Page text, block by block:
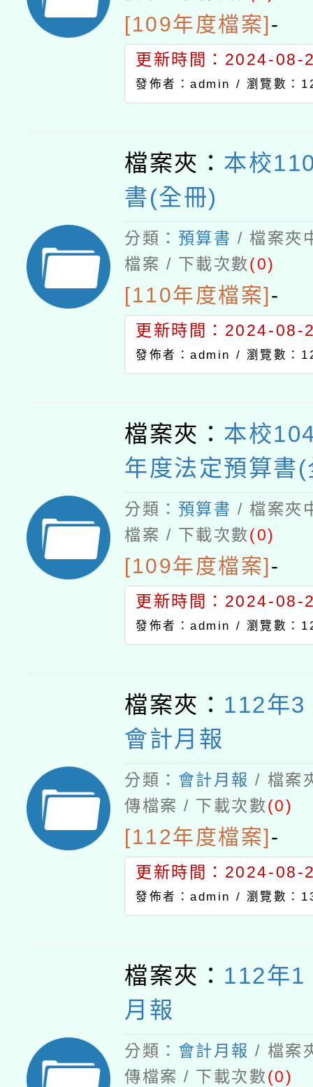
[109年度檔案] -
更新時間：2024-08-
發佈者：admin / 瀏覽數：
檔案夾： 本校
書(全冊)
分類： 預算書 / 檔案夾
檔案 / 下載次數(0)
[110年度檔案] -
更新時間：2024-08-
發佈者：admin / 瀏覽數：
檔案夾： 本校
年度法定預算書
分類： 預算書 / 檔案夾
檔案 / 下載次數(0)
[109年度檔案] -
更新時間：2024-08-
發佈者：admin / 瀏覽數：
檔案夾： 112年3
會計月報
分類： 會計月報 / 檔案
傳檔案 / 下載次數(0)
[112年度檔案] -
更新時間：2024-08-
發佈者：admin / 瀏覽數：
檔案夾： 112年1
月報
分類： 會計月報 / 檔案
傳檔案 / 下載次數(0)